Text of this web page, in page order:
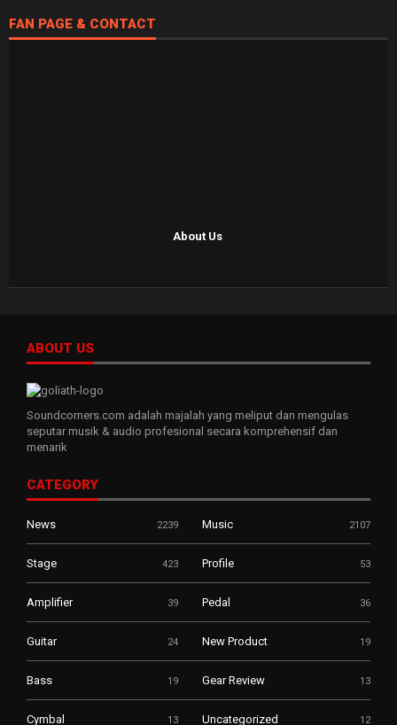
FAN PAGE & CONTACT
About Us
ABOUT US
Soundcorners.com adalah majalah yang meliput dan mengulas
seputar musik & audio profesional secara komprehensif dan
menarik
CATEGORY
News 2239 Music 2107
Stage 423 Profile 53
Amplifier 39 Pedal 36
Guitar 24 New Product 19
Bass 19 Gear Review 13
Cymbal 13 Uncategorized 12